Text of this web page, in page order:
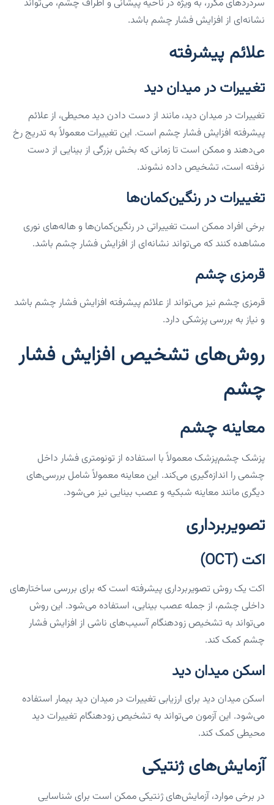
سردردهای مکرر، به ویژه در ناحیه پیشانی و اطراف چشم، می‌تواند
نشانه‌ای از افزایش فشار چشم باشد.
علائم پیشرفته
تغییرات در میدان دید
تغییرات در میدان دید، مانند از دست دادن دید محیطی، از علائم
پیشرفته افزایش فشار چشم است. این تغییرات معمولاً به تدریج رخ
می‌دهند و ممکن است تا زمانی که بخش بزرگی از بینایی از دست
نرفته است، تشخیص داده نشوند.
تغییرات در رنگین‌کمان‌ها
برخی افراد ممکن است تغییراتی در رنگین‌کمان‌ها و هاله‌های نوری
مشاهده کنند که می‌تواند نشانه‌ای از افزایش فشار چشم باشد.
قرمزی چشم
قرمزی چشم نیز می‌تواند از علائم پیشرفته افزایش فشار چشم باشد
و نیاز به بررسی پزشکی دارد.
روش‌های تشخیص افزایش فشار
چشم
معاینه چشم
پزشک چشم‌پزشک معمولاً با استفاده از تونومتری فشار داخل
چشمی را اندازه‌گیری می‌کند. این معاینه معمولاً شامل بررسی‌های
دیگری مانند معاینه شبکیه و عصب بینایی نیز می‌شود.
تصویربرداری
اکت (OCT)
اکت یک روش تصویربرداری پیشرفته است که برای بررسی ساختارهای
داخلی چشم، از جمله عصب بینایی، استفاده می‌شود. این روش
می‌تواند به تشخیص زودهنگام آسیب‌های ناشی از افزایش فشار
چشم کمک کند.
اسکن میدان دید
اسکن میدان دید برای ارزیابی تغییرات در میدان دید بیمار استفاده
می‌شود. این آزمون می‌تواند به تشخیص زودهنگام تغییرات دید
محیطی کمک کند.
آزمایش‌های ژنتیکی
در برخی موارد، آزمایش‌های ژنتیکی ممکن است برای شناسایی